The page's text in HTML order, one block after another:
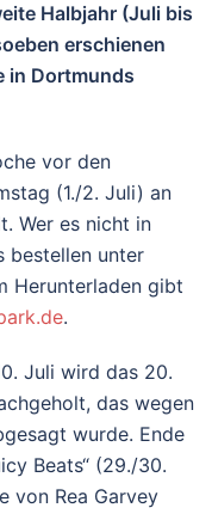
Halbjahr (Juli bis
erschienen
in Dortmunds
vor den
(1./2. Juli) an
Wer es nicht in
bestellen unter
Herunterladen gibt
.
Juli wird das 20.
das wegen
wurde. Ende
Beats“ (29./30.
von Rea Garvey